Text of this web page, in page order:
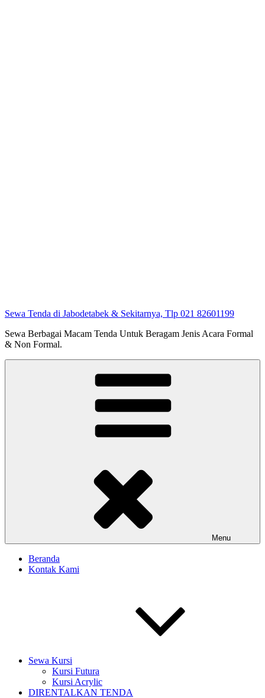
Sewa Tenda di Jabodetabek & Sekitarnya, Tlp 021 82601199
Sewa Berbagai Macam Tenda Untuk Beragam Jenis Acara Formal
& Non Formal.
Menu
Beranda
Kontak Kami
Sewa Kursi
Kursi Futura
Kursi Acrylic
DIRENTALKAN TENDA